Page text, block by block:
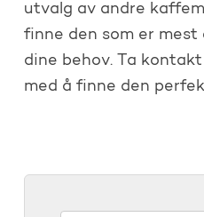
utvalg av andre
finne den som er
dine behov. Ta
med å finne den